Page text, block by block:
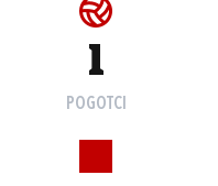
1
POGOTCI